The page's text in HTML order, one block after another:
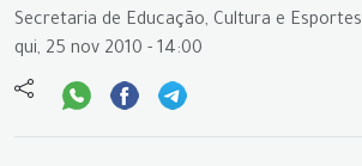
Secretaria de Educação, Cultura e Esportes
qui, 25 nov 2010 - 14:00